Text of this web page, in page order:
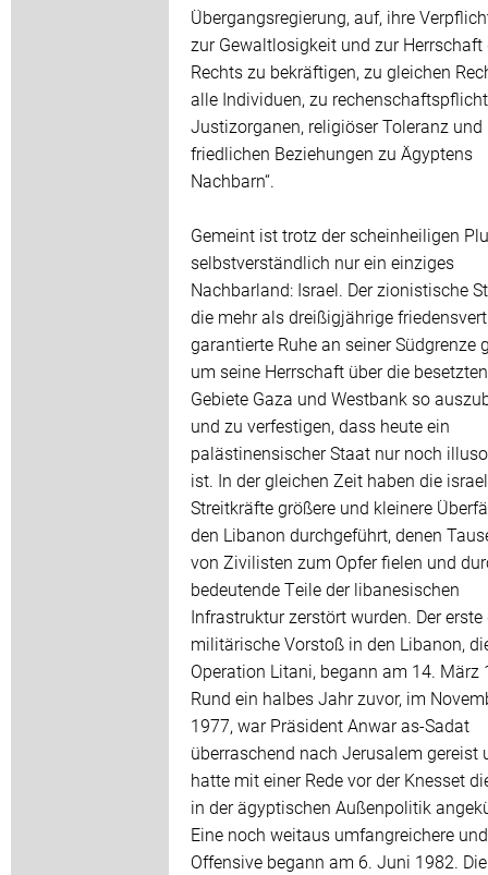
Übergangsregierung, auf, ihre
zur Gewaltlosigkeit und zur Herrschaft
Rechts zu bekräftigen, zu gleichen
alle Individuen, zu
Justizorganen, religiöser Toleranz und
friedlichen Beziehungen zu Ägyptens
Nachbarn“.
Gemeint ist trotz der scheinheiligen
selbstverständlich nur ein einziges
Nachbarland: Israel. Der zionistische
die mehr als dreißigjährige
garantierte Ruhe an seiner Südgrenze
um seine Herrschaft über die besetzten
Gebiete Gaza und Westbank so
und zu verfestigen, dass heute ein
palästinensischer Staat nur noch
ist. In der gleichen Zeit haben die
Streitkräfte größere und kleinere
den Libanon durchgeführt, denen
von Zivilisten zum Opfer fielen und
bedeutende Teile der libanesischen
Infrastruktur zerstört wurden. Der erste
militärische Vorstoß in den Libanon,
Operation Litani, begann am 14. März
Rund ein halbes Jahr zuvor, im
1977, war Präsident Anwar as-Sadat
überraschend nach Jerusalem gereist
hatte mit einer Rede vor der Knesset
in der ägyptischen Außenpolitik
Eine noch weitaus umfangreichere
Offensive begann am 6. Juni 1982. Die